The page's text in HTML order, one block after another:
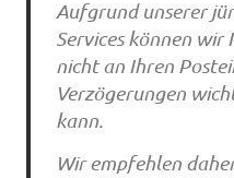
Aufgrund unserer
Services können wir
nicht an Ihren
Verzögerungen
kann.
Wir empfehlen